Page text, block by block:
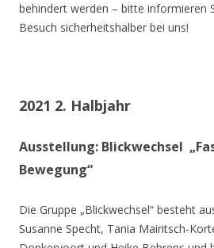
behindert werden – bitte informieren
Besuch sicherheitshalber bei uns!
2021 2. Halbjahr
Ausstellung: Blickwechsel
Bewegung“
Die Gruppe „Blickwechsel“ besteht
Susanne Specht, Tania Mairitsch-